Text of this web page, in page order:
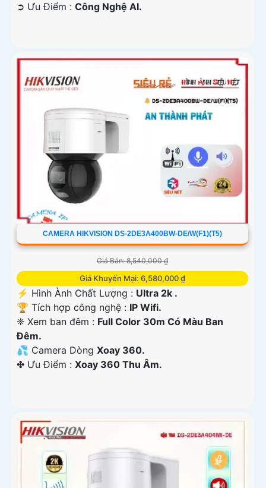
️➲ Ưu Điểm : Công Nghệ AI.
CAMERA HIKVISION DS-2DE3A400BW-DE/W(F1)(T5)
Giá Bán: 8,540,000 ₫
Giá Khuyến Mại: 6,580,000 ₫
️⚡ Hình Ành Chất Lượng : Ultra 2k .
🏆 Tích hợp công nghệ : IP Wifi.
❈ Xem ban đêm : Full Color 30m Có Màu Ban
Đêm.
💦 Camera Dòng Xoay 360.
️✤ Ưu Điểm : Xoay 360 Thu Âm.